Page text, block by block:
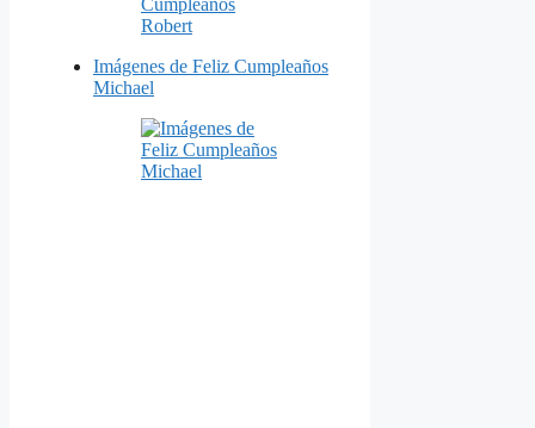
Imágenes de Feliz Cumpleaños
Michael